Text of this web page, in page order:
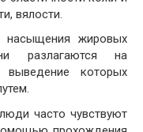
вялости.
жировых
разлагаются на
которых
часто чувствуют